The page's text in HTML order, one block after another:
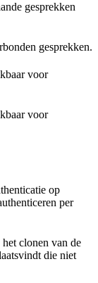
gesprekken
gesprekken.
voor
voor
op
per
clonen van de
die niet